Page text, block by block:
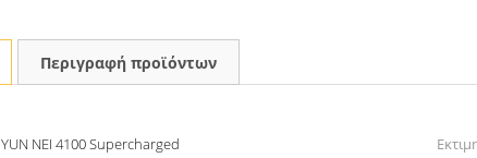
Περιγραφή προϊόντων
YUN NEI 4100 Supercharged